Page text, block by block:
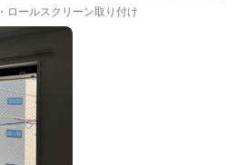
ロールスクリーン取り付け